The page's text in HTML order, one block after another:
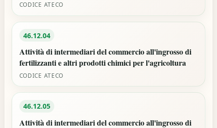
CODICE ATECO
46.12.04
Attività di intermediari del commercio all'ingrosso di
fertilizzanti e altri prodotti chimici per l'agricoltura
CODICE ATECO
46.12.05
Attività di intermediari del commercio all'ingrosso di